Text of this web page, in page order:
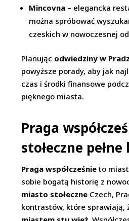
Mincovna – elegancka
można spróbować
czeskich w nowoczesnej
Planując odwiedziny w
powyższe porady, aby jak
czas i środki finansowe
pięknego miasta.
Praga
stołeczne
Praga współcześnie to
sobie bogatą historię z
miasto stołeczne Czech,
kontrastów, które sprawiają,